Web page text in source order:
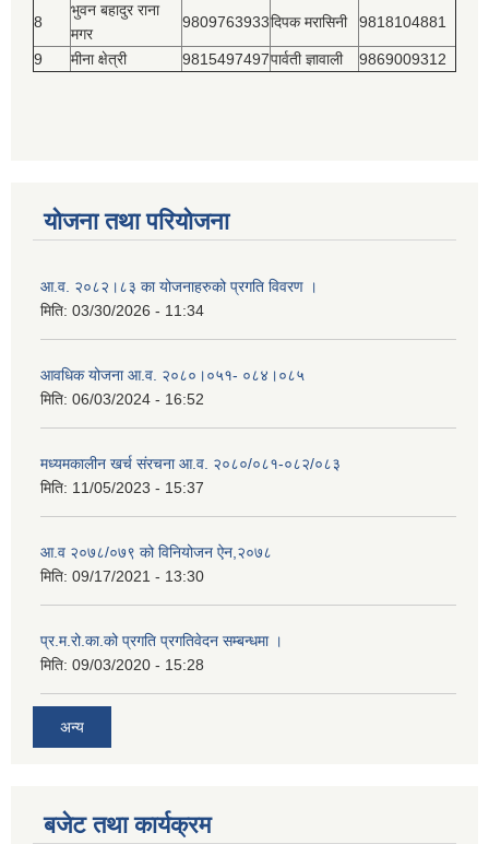
8
भुवन बहादुर राना
मगर
9809763933दिपक मरासिनी 9818104881
9 मीना क्षेत्री 9815497497पार्वती ज्ञावाली 9869009312
योजना तथा परियोजना
आ.व. २०८२।८३ का योजनाहरुको प्रगति विवरण ।
मिति: 03/30/2026 - 11:34
आवधिक योजना आ.व. २०८०।०५१- ०८४।०८५
मिति: 06/03/2024 - 16:52
मध्यमकालीन खर्च संरचना आ.व. २०८०/०८१-०८२/०८३
मिति: 11/05/2023 - 15:37
आ.व २०७८/०७९ को विनियोजन ऐन,२०७८
मिति: 09/17/2021 - 13:30
प्र.म.रो.का.को प्रगति प्रगतिवेदन सम्बन्धमा ।
मिति: 09/03/2020 - 15:28
अन्य
बजेट तथा कार्यक्रम